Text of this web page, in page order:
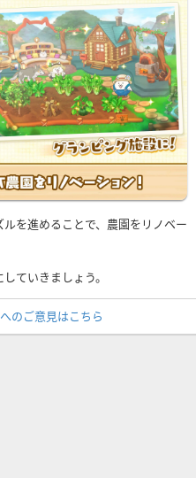
を進めることで、農園をリノベー
ていきましょう。
のご意見はこちら